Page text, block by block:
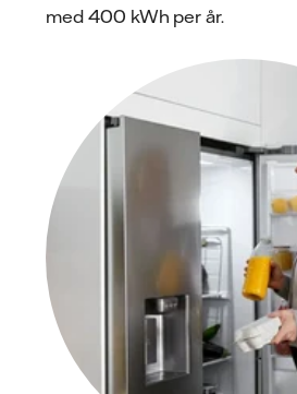
med 400 kWh per år.